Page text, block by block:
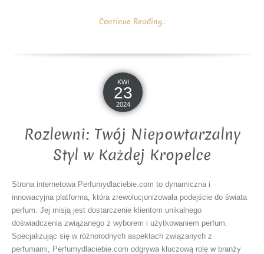
Continue Reading...
KWI
23
2024
Rozlewni: Twój Niepowtarzalny
Styl w Każdej Kropelce
Strona internetowa Perfumydlaciebie.com to dynamiczna i
innowacyjna platforma, która zrewolucjonizowała podejście do świata
perfum. Jej misją jest dostarczenie klientom unikalnego
doświadczenia związanego z wyborem i użytkowaniem perfum.
Specjalizując się w różnorodnych aspektach związanych z
perfumami, Perfumydlaciebie.com odgrywa kluczową rolę w branży